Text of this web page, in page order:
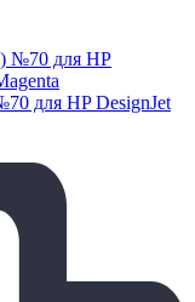
для HP DesignJet